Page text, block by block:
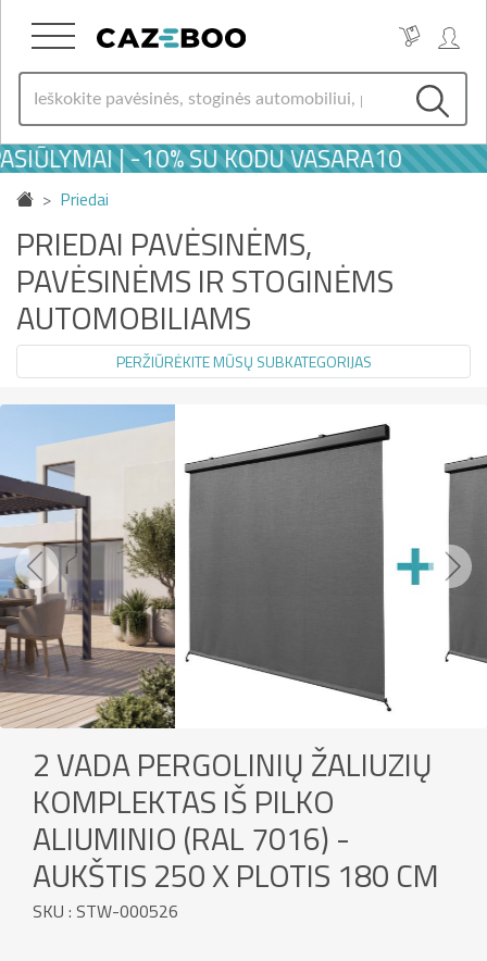
| -10% SU KODU VASARA10 ☀️
Priedai
PRIEDAI PAVĖSINĖMS,
PAVĖSINĖMS IR STOGINĖMS
AUTOMOBILIAMS
PERŽIŪRĖKITE MŪSŲ SUBKATEGORIJAS
Previous Next
2 VADA PERGOLINIŲ ŽALIUZIŲ
KOMPLEKTAS IŠ PILKO
ALIUMINIO (RAL 7016) -
AUKŠTIS 250 X PLOTIS 180 CM
SKU : STW-000526